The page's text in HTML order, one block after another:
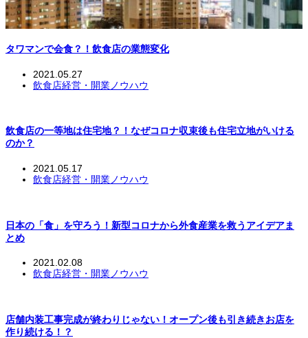
タワマンで会食？！飲食店の業態変化
2021.05.27
飲食店経営・開業ノウハウ
飲食店の一等地は住宅地？！なぜコロナ収束後も住宅立地がいける
のか？
2021.05.17
飲食店経営・開業ノウハウ
日本の「食」を守ろう！新型コロナから外食産業を救うアイデアま
とめ
2021.02.08
飲食店経営・開業ノウハウ
店舗内装工事完成が終わりじゃない！オープン後も引き続きお店を
作り続ける！？